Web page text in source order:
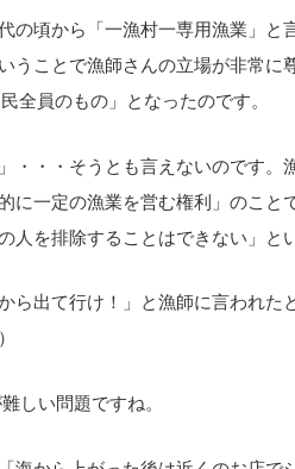
の頃から「一漁村一専用漁業」
ことで漁師さんの立場が非常に
全員のもの」となったのです。
・・・そうとも言えないのです。
に一定の漁業を営む権利」のこ
を排除することはできない」と
ら出て行け！」と漁師に言われ
しい問題ですね。